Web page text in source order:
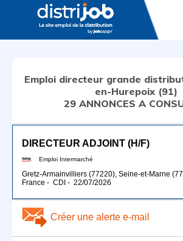
Emploi directeur grande
en-Hurepoix (91)
29 ANNONCES A
DIRECTEUR ADJOINT (H/F)
Emploi Intermarché
Gretz-Armainvilliers (77220), Seine-et-Marne
France - CDI - 22/07/2026
Créer une alerte e-mail